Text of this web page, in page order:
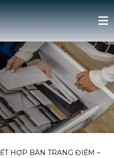
HỢP BÀN TRANG ĐIỂM –